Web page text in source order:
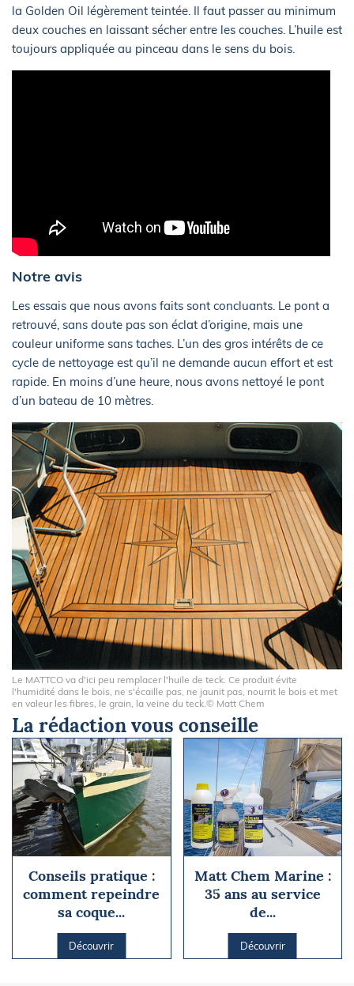
la Golden Oil légèrement teintée. Il faut passer au minimum
deux couches en laissant sécher entre les couches. L’huile est
toujours appliquée au pinceau dans le sens du bois.
Notre avis
Les essais que nous avons faits sont concluants. Le pont a
retrouvé, sans doute pas son éclat d’origine, mais une
couleur uniforme sans taches. L’un des gros intérêts de ce
cycle de nettoyage est qu’il ne demande aucun effort et est
rapide. En moins d’une heure, nous avons nettoyé le pont
d’un bateau de 10 mètres.
Le MATTCO va d'ici peu remplacer l'huile de teck. Ce produit évite
l'humidité dans le bois, ne s'écaille pas, ne jaunit pas, nourrit le bois et met
en valeur les fibres, le grain, la veine du teck.© Matt Chem
La rédaction vous conseille
Conseils pratique :
comment repeindre
sa coque...
Découvrir
Matt Chem Marine :
35 ans au service
de...
Découvrir